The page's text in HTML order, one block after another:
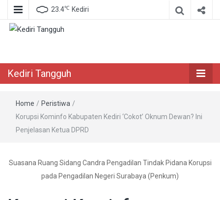
23.4℃ Kediri
Kediri Tangguh
Home / Peristiwa /
Korupsi Kominfo Kabupaten Kediri ‘Cokot’ Oknum Dewan? Ini
Penjelasan Ketua DPRD
Suasana Ruang Sidang Candra Pengadilan Tindak Pidana Korupsi
pada Pengadilan Negeri Surabaya (Penkum)